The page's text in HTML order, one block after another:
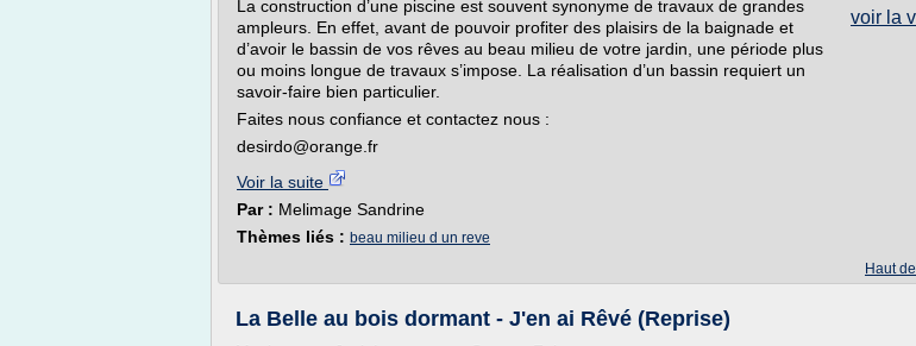
voir la
La construction d’une piscine est souvent synonyme de travaux de grandes
ampleurs. En effet, avant de pouvoir profiter des plaisirs de la baignade et
d’avoir le bassin de vos rêves au beau milieu de votre jardin, une période plus
ou moins longue de travaux s’impose. La réalisation d’un bassin requiert un
savoir-faire bien particulier.
Faites nous confiance et contactez nous :
desirdo@orange.fr
Voir la suite
Par : Melimage Sandrine
Thèmes liés : beau milieu d un reve
Haut
La Belle au bois dormant - J'en ai Rêvé (Reprise)